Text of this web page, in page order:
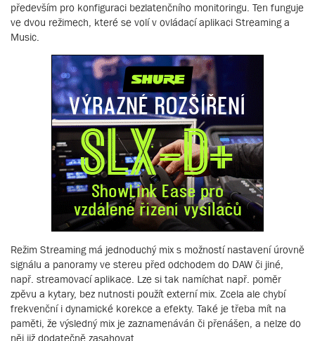
především pro konfiguraci bezlatenčního monitoringu. Ten funguje
ve dvou režimech, které se volí v ovládací aplikaci Streaming a
Music.
Režim Streaming má jednoduchý mix s možností nastavení úrovně
signálu a panoramy ve stereu před odchodem do DAW či jiné,
např. streamovací aplikace. Lze si tak namíchat např. poměr
zpěvu a kytary, bez nutnosti použít externí mix. Zcela ale chybí
frekvenční i dynamické korekce a efekty. Také je třeba mít na
paměti, že výsledný mix je zaznamenáván či přenášen, a nelze do
něj již dodatečně zasahovat.